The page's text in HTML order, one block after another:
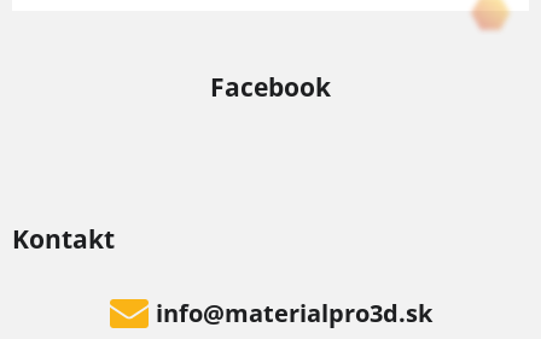
Kontakt
info@materialpro3d.sk
Facebook